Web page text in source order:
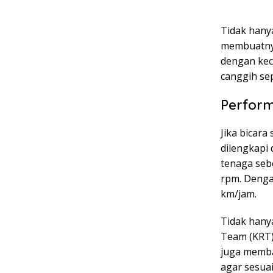
Tidak
dengan
canggih
Jika
dilengkapi
tenaga
rpm.
km/jam.
Tidak
Team
juga
agar